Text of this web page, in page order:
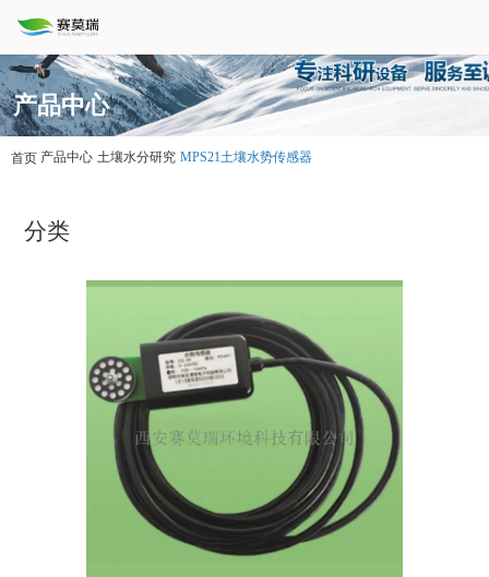
产品中心
首页 产品中心 土壤水分研究 MPS21土壤水势传感器
分类